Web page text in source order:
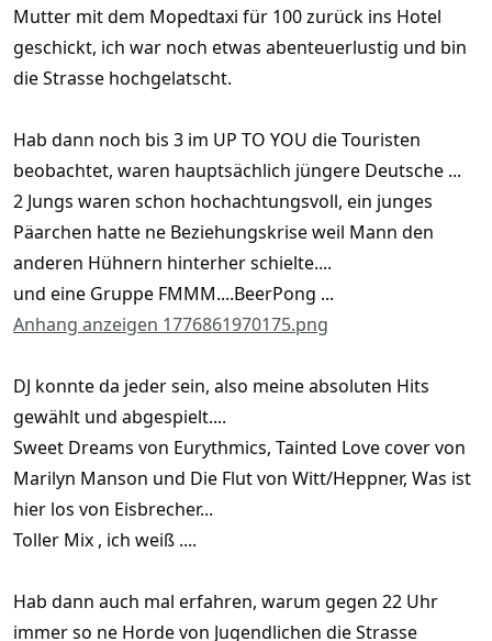
Mutter mit dem Mopedtaxi für 100 zurück ins Hotel
geschickt, ich war noch etwas abenteuerlustig und bin
die Strasse hochgelatscht.
Hab dann noch bis 3 im UP TO YOU die Touristen
beobachtet, waren hauptsächlich jüngere Deutsche ...
2 Jungs waren schon hochachtungsvoll, ein junges
Päarchen hatte ne Beziehungskrise weil Mann den
anderen Hühnern hinterher schielte....
und eine Gruppe FMMM....BeerPong ...
Anhang anzeigen 1776861970175.png
DJ konnte da jeder sein, also meine absoluten Hits
gewählt und abgespielt....
Sweet Dreams von Eurythmics, Tainted Love cover von
Marilyn Manson und Die Flut von Witt/Heppner, Was ist
hier los von Eisbrecher...
Toller Mix , ich weiß ....
Hab dann auch mal erfahren, warum gegen 22 Uhr
immer so ne Horde von Jugendlichen die Strasse